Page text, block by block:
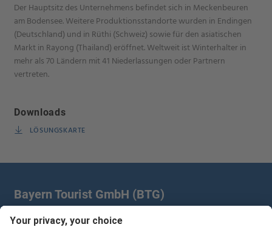
Der Hauptsitz des Unternehmens befindet sich in Meckenbeuren
am Bodensee. Weitere Produktionsstandorte wurden in Endingen
(Deutschland) und in Rüthi (Schweiz) sowie für den asiatischen
Markt in Rayong (Thailand) eröffnet. Weltweit ist Winterhalter in
mehr als 70 Ländern mit 41 Niederlassungen oder Partnern
vertreten.
Downloads
LÖSUNGSKARTE
Bayern Tourist GmbH (BTG)
Prinz-Ludwig-Palais | Türkenstr. 7 | 80333 München